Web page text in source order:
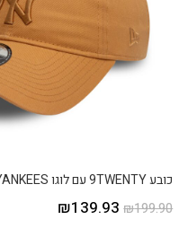
כובע 9TWENTY עם לוגו NEW YORK YANKEES
₪199.90
₪139.93